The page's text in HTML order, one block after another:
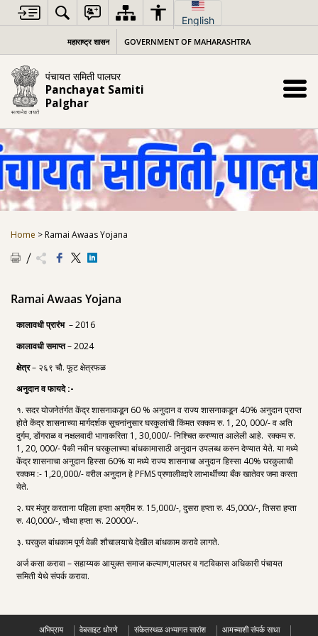
content
English
महाराष्ट्र शासन GOVERNMENT OF MAHARASHTRA
पंचायत समिती पालघर
Panchayat Samiti
Palghar
Home >Ramai Awaas Yojana
Ramai Awaas Yojana
कालावधी प्रारंभ – 2016
कालावधी समाप्त– 2024
क्षेत्र– २६९ चौ. फूट क्षेत्रफळ
अनुदान व फायदे :-
१. सदर योजनेतंर्गत केंद्र शासनाकडून 60 % अनुदान व राज्य शासनाकडून 40% अनुदान प्राप्त
होते केंद्र शासनाच्या मार्गदर्शक सूचनांनुसार घरकुलांची किंमत रक्कम रु. 1, 20, 000/- व अति
दुर्गम, डोंगराळ व नक्षलवादी भागाकरिता 1, 30,000/- निश्चित करण्यात आलेली आहे. रक्कम रु.
1, 20, 000/- पैकी नवीन घरकुलाच्या बांधकामासाठी अनुदान उपलब्ध करुन देण्यात येते. या मध्ये
केंद्र शासनाचा अनुदान हिस्सा 60% या मध्ये राज्य शासनाचा अनुदान हिस्सा 40% घरकुलाची
रक्कम :- 1,20,000/- वरील अनुदान हे PFMS प्रणालीव्दारे लाभार्थींच्या बँक खातेवर जमा करता
येते.
२. घर मंजुर करताना पहिला हप्ता अग्रीम रु. 15,000/-, दुसरा हप्ता रु. 45,000/-, तिसरा हप्ता
रु. 40,000/-, चौथा हप्ता रू. 20000/-.
३. घरकुल बांधकाम पूर्ण वेळी शौचालयाचे देखील बांधकाम करावे लागते.
अर्ज कसा करावा – सहाय्यक आयुक्त समाज कल्याण,पालघर व गटविकास अधिकारी पंचायत
समिती येथे संपर्क करावा.
अभिप्राय वेबसाइट धोरणे संकेतस्थळ अभ्यागत सारांश आमच्याशी संपर्क साधा